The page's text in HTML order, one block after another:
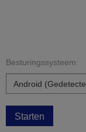
Besturingssysteem:
Starten